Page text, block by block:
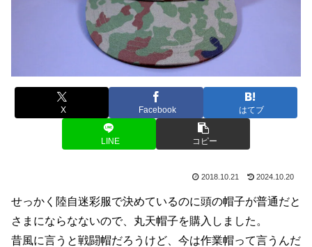
X Facebook はてブ
LINE コピー
2018.10.21 2024.10.20
せっかく陸自迷彩服で決めているのに頭の帽子が普通だと
さまにならなないので、丸天帽子を購入しました。
昔風に言うと戦闘帽だろうけど、今は作業帽って言うんだ